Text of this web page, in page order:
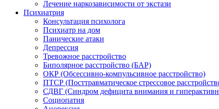
Лечение наркозависимости от экстази
Психиатрия
Консультация психолога
Психиатр на дом
Панические атаки
Депрессия
Тревожное расстройство
Биполярное расстройство (БАР)
ОКР (Обсессивно-компульсивное расстройство)
ПТСР (Посттравматическое стрессовое
СДВГ (Синдром дефицита внимания и
Социопатия